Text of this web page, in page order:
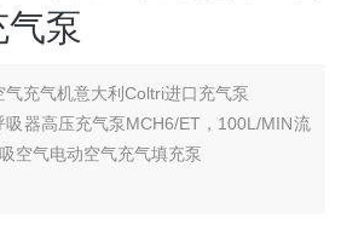
泵
气充气机意大利Coltri进口充气泵
器高压充气泵MCH6/ET，100L/MIN流
空气电动空气充气填充泵